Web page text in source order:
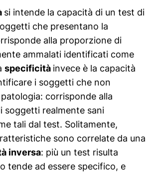
si intende la capacità di un test di
che presentano la
alla proporzione di
ammalati identificati come
specificità invece è la capacità
i soggetti che non
corrisponde alla
soggetti realmente sani
tali dal test. Solitamente,
sono correlate da una
inversa: più un test risulta
tende ad essere specifico, e